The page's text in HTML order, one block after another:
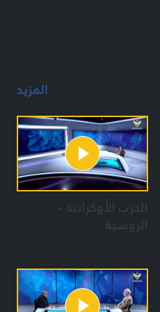
المزيد
الحرب الأوكرانية -
الروسية